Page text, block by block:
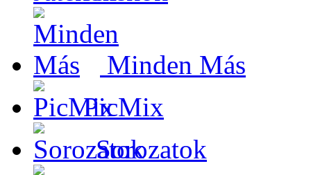
Minden Más
PicMix
Sorozatok